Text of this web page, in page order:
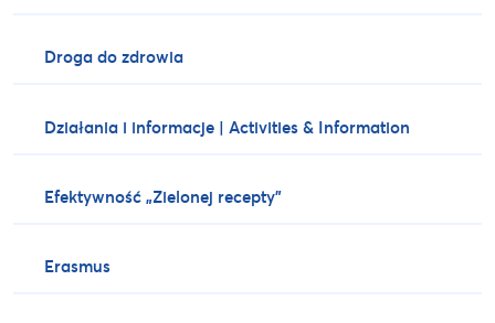
Droga do zdrowia
Działania i informacje | Activities & Information
Efektywność „Zielonej recepty”
Erasmus